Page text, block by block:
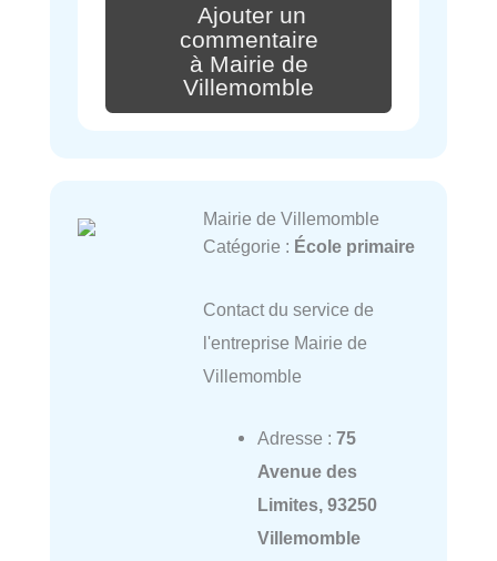
Ajouter un
commentaire
à Mairie de
Villemomble
Mairie de Villemomble
Catégorie : École primaire
Contact du service de
l'entreprise Mairie de
Villemomble
Adresse : 75
Avenue des
Limites, 93250
Villemomble